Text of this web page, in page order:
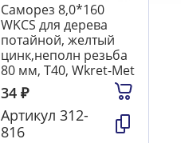
Саморез 8,0*160
WKCS для дерева
потайной, желтый
цинк,неполн резьба
80 мм, T40, Wkret-Met
34 ₽
Артикул 312-
816